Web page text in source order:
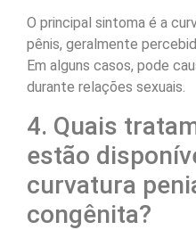
O principal sintoma é a
pênis, geralmente
Em alguns casos, pode
durante relações sexuais.
4. Quais
estão
curvatura
congênita?